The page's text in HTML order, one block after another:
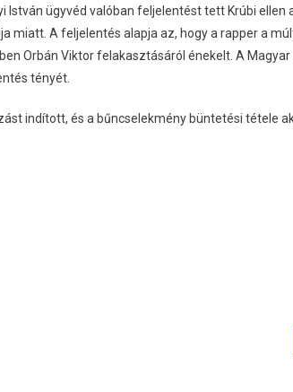
ügyvéd valóban feljelentést tett Krúbi ellen
miatt. A feljelentés alapja az, hogy a rapper a
Orbán Viktor felakasztásáról énekelt. A
tényét.
indított, és a bűncselekmény büntetési tétele